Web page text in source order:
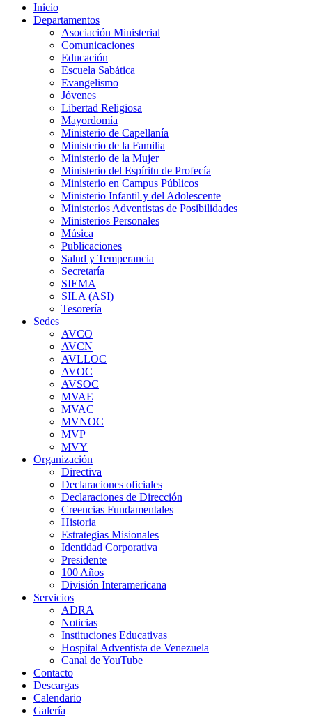
Inicio
Departamentos
Asociación Ministerial
Comunicaciones
Educación
Escuela Sabática
Evangelismo
Jóvenes
Libertad Religiosa
Mayordomía
Ministerio de Capellanía
Ministerio de la Familia
Ministerio de la Mujer
Ministerio del Espíritu de Profecía
Ministerio en Campus Públicos
Ministerio Infantil y del Adolescente
Ministerios Adventistas de Posibilidades
Ministerios Personales
Música
Publicaciones
Salud y Temperancia
Secretaría
SIEMA
SILA (ASI)
Tesorería
Sedes
AVCO
AVCN
AVLLOC
AVOC
AVSOC
MVAE
MVAC
MVNOC
MVP
MVY
Organización
Directiva
Declaraciones oficiales
Declaraciones de Dirección
Creencias Fundamentales
Historia
Estrategias Misionales
Identidad Corporativa
Presidente
100 Años
División Interamericana
Servicios
ADRA
Noticias
Instituciones Educativas
Hospital Adventista de Venezuela
Canal de YouTube
Contacto
Descargas
Calendario
Galería